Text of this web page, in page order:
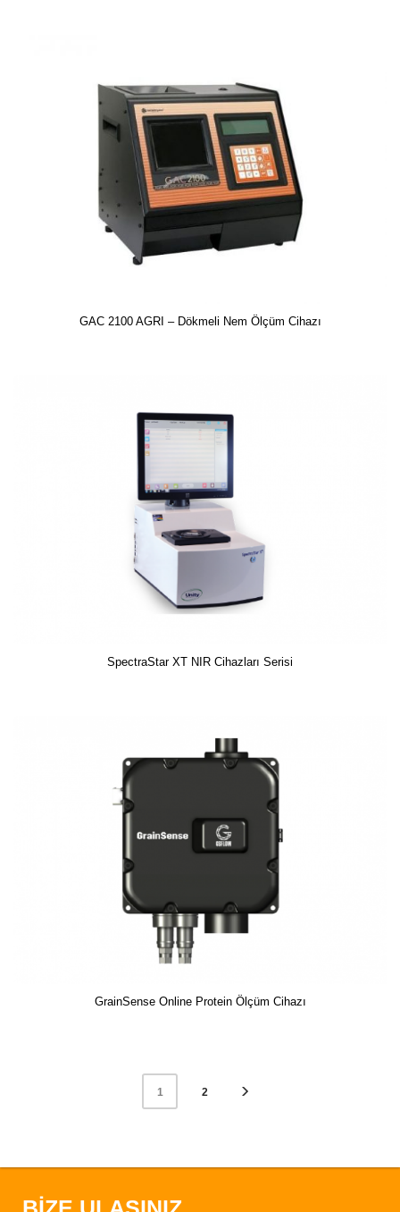
GAC 2100 AGRI – Dökmeli Nem Ölçüm Cihazı
SpectraStar XT NIR Cihazları Serisi
GrainSense Online Protein Ölçüm Cihazı
1 2